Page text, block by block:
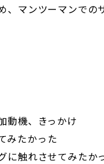
、マンツーマンでの
動機、きっかけ
みたかった
に触れさせてみたか